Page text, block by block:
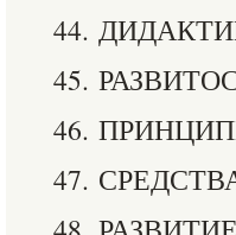
44.
45.
46.
47.